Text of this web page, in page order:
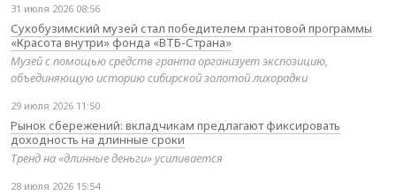
31 июля 2026 08:56
Сухобузимский музей стал победителем грантовой программы
«Красота внутри» фонда «ВТБ-Страна»
Музей с помощью средств гранта организует экспозицию,
объединяющую историю сибирской золотой лихорадки
29 июля 2026 11:50
Рынок сбережений: вкладчикам предлагают фиксировать
доходность на длинные сроки
Тренд на «длинные деньги» усиливается
28 июля 2026 15:54